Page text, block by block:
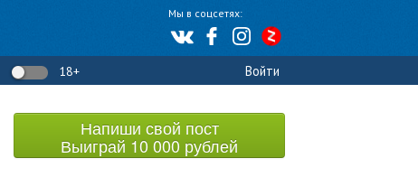
Мы в соцсетях:
18+ Войти
Напиши свой пост
Выиграй 10 000 рублей